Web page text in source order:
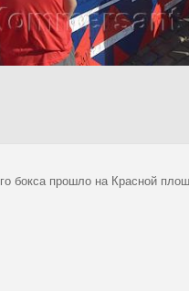
бокса прошло на Красной